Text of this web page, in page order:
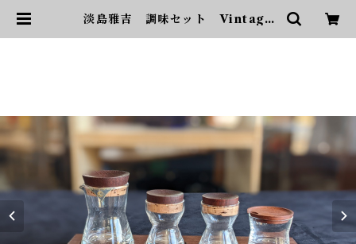
淡島雅吉 調味セット Vintage